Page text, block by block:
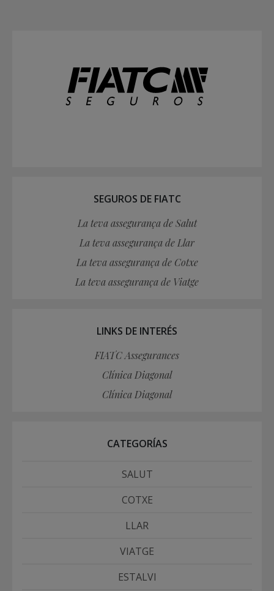
SEGUROS DE FIATC
La teva assegurança de Salut
La teva assegurança de Llar
La teva assegurança de Cotxe
La teva assegurança de Viatge
LINKS DE INTERÉS
FIATC Assegurances
Clínica Diagonal
Clínica Diagonal
CATEGORÍAS
SALUT
COTXE
LLAR
VIATGE
ESTALVI